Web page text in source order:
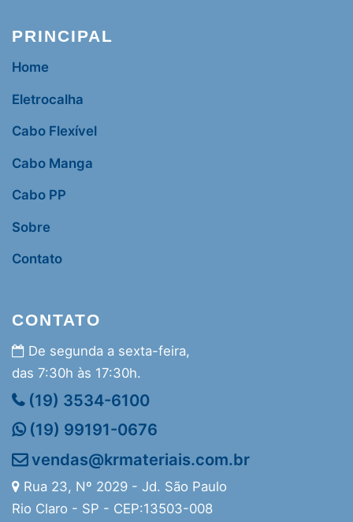
PRINCIPAL
Home
Eletrocalha
Cabo Flexível
Cabo Manga
Cabo PP
Sobre
Contato
CONTATO
De segunda a sexta-feira,
das 7:30h às 17:30h.
(19) 3534-6100
(19) 99191-0676
vendas@krmateriais.com.br
Rua 23, Nº 2029 - Jd. São Paulo
Rio Claro - SP - CEP:13503-008